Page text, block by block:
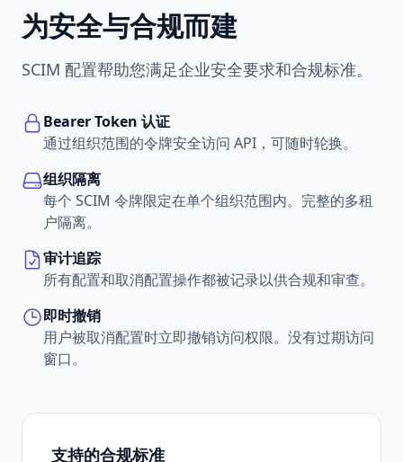
为安全与合规而建
SCIM 配置帮助您满足企业安全要求和合规标准。
Bearer Token 认证
通过组织范围的令牌安全访问 API，可随时轮换。
组织隔离
每个 SCIM 令牌限定在单个组织范围内。完整的多租
户隔离。
审计追踪
所有配置和取消配置操作都被记录以供合规和审查。
即时撤销
用户被取消配置时立即撤销访问权限。没有过期访问
窗口。
支持的合规标准